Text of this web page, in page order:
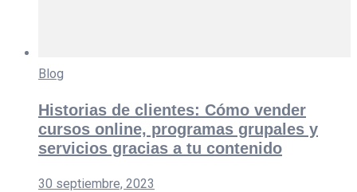
Blog
Historias de clientes: Cómo vender
cursos online, programas grupales y
servicios gracias a tu contenido
30 septiembre, 2023